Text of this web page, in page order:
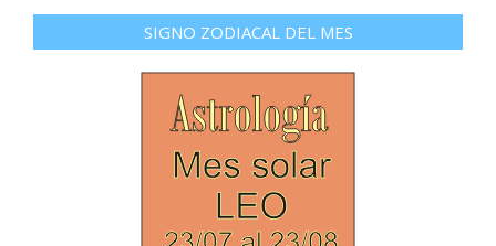
SIGNO ZODIACAL DEL MES